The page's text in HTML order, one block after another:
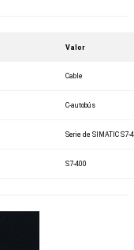
Valor
Cable
C-autobús
Serie de SIMATIC S7-
S7-400